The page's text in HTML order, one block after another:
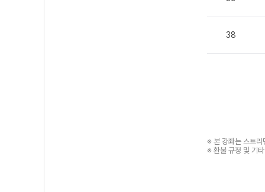
38
※ 본 강좌는 스트리
※ 환불 규정 및 기